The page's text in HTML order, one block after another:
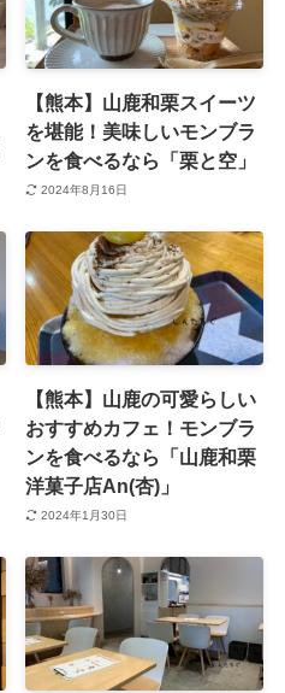
【熊本】山鹿和栗スイーツ
を堪能！美味しいモンブラ
ンを食べるなら「栗と空」
2024年8月16日
【熊本】山鹿の可愛らしい
おすすめカフェ！モンブラ
ンを食べるなら「山鹿和栗
洋菓子店An(杏)」
2024年1月30日